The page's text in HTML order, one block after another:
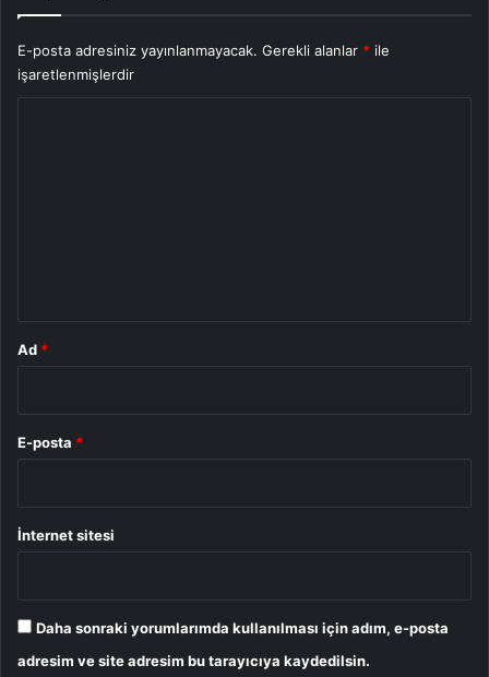
E-posta adresiniz yayınlanmayacak. Gerekli alanlar * ile
işaretlenmişlerdir
Ad *
E-posta *
İnternet sitesi
Daha sonraki yorumlarımda kullanılması için adım, e-posta
adresim ve site adresim bu tarayıcıya kaydedilsin.